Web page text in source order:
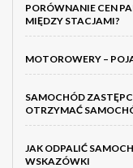
PORÓWNANIE CEN
MIĘDZY STACJAMI?
MOTOROWERY –
SAMOCHÓD
OTRZYMAĆ
JAK ODPALIĆ
WSKAZÓWKI